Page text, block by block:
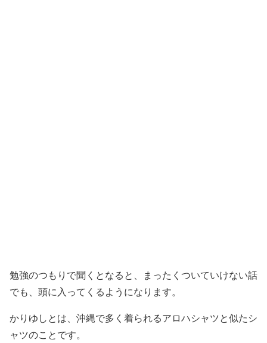
勉強のつもりで聞くとなると、まったくついていけない話
でも、頭に入ってくるようになります。
かりゆしとは、沖縄で多く着られるアロハシャツと似たシ
ャツのことです。